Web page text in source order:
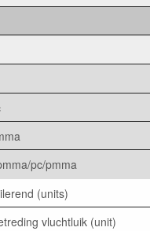
pc/pmma
(units)
vluchtluik (unit)